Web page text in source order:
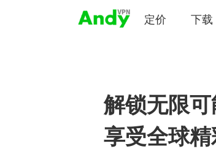
定价 下载
解锁无限可
享受全球精